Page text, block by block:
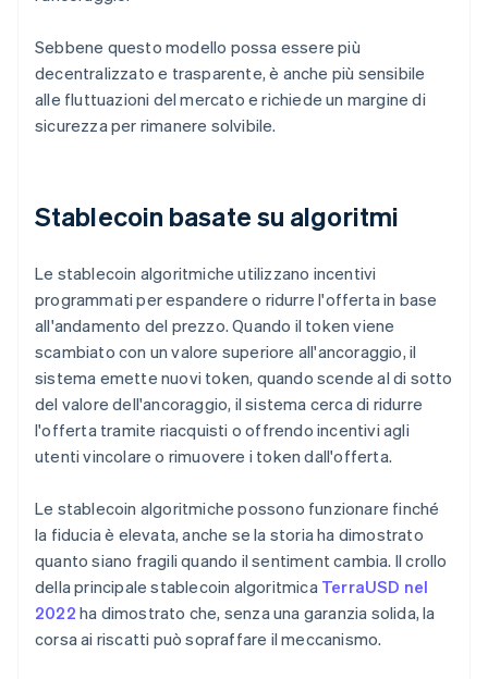
Sebbene questo modello possa essere più
decentralizzato e trasparente, è anche più sensibile
alle fluttuazioni del mercato e richiede un margine di
sicurezza per rimanere solvibile.
Stablecoin basate su algoritmi
Le stablecoin algoritmiche utilizzano incentivi
programmati per espandere o ridurre l'offerta in base
all'andamento del prezzo. Quando il token viene
scambiato con un valore superiore all'ancoraggio, il
sistema emette nuovi token, quando scende al di sotto
del valore dell'ancoraggio, il sistema cerca di ridurre
l'offerta tramite riacquisti o offrendo incentivi agli
utenti vincolare o rimuovere i token dall'offerta.
Le stablecoin algoritmiche possono funzionare finché
la fiducia è elevata, anche se la storia ha dimostrato
quanto siano fragili quando il sentiment cambia. Il crollo
della principale stablecoin algoritmica TerraUSD nel
2022 ha dimostrato che, senza una garanzia solida, la
corsa ai riscatti può sopraffare il meccanismo.